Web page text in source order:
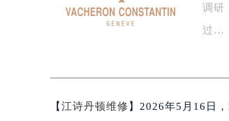
调研
过…
【 江诗丹顿维修 】2026年5月16日